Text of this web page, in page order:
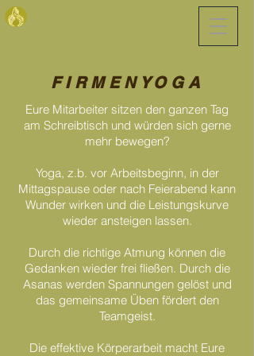
FIRMENYOGA
Eure Mitarbeiter sitzen den ganzen Tag
am Schreibtisch und würden sich gerne
mehr bewegen?
Yoga, z.b. vor Arbeitsbeginn, in der
Mittagspause oder nach Feierabend kann
Wunder wirken und die Leistungskurve
wieder ansteigen lassen.
Durch die richtige Atmung können die
Gedanken wieder frei fließen. Durch die
Asanas werden Spannungen gelöst und
das gemeinsame Üben fördert den
Teamgeist.
Die effektive Körperarbeit macht Eure